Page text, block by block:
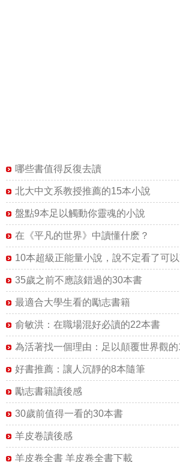
哪些書值得反復去讀
北大中文系教授推薦的15本小說
盤點9本足以觸動你靈魂的小說
在《平凡的世界》中讀懂什麽？
10本超級正能量小說，說不定看了可
35歲之前不應該錯過的30本書
最適合大學生看的勵志書籍
俞敏洪：在職場混好必讀的22本書
為活著找一個理由：足以顛覆世界觀
好書推薦：讓人沉靜的8本隨筆
勵志書籍讀後感
30歲前值得一看的30本書
羊皮卷讀後感
羊皮卷全書 羊皮卷全書下載